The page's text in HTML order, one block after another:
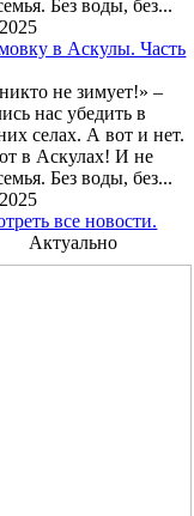
Без воды, без...
в Аскулы. Часть
не зимует!» –
нас убедить в
селах. А вот и нет.
в Аскулах! И не
Без воды, без...
все новости.
Актуально